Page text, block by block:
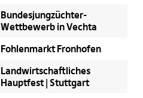
Bundesjungzüchter-
Wettbewerb in Vechta
Fohlenmarkt Fronhofen
Landwirtschaftliches
Hauptfest | Stuttgart